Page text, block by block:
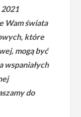
Wam świata
które
mogą być
wspaniałych
do